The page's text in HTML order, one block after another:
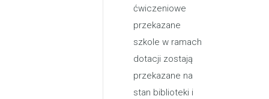
ćwiczeniowe
przekazane
szkole w ramach
dotacji zostają
przekazane na
stan biblioteki i